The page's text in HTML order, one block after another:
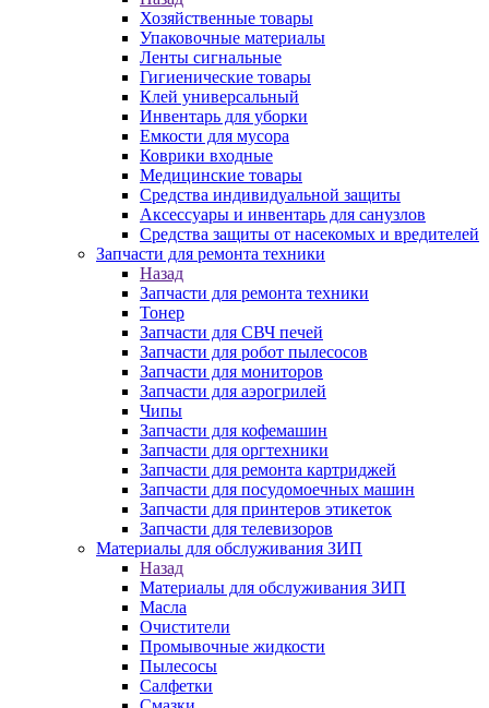
Хозяйственные товары
Упаковочные материалы
Ленты сигнальные
Гигиенические товары
Клей универсальный
Инвентарь для уборки
Емкости для мусора
Коврики входные
Медицинские товары
Средства индивидуальной защиты
Аксессуары и инвентарь для санузлов
Средства защиты от насекомых и вредителей
Запчасти для ремонта техники
Назад
Запчасти для ремонта техники
Тонер
Запчасти для СВЧ печей
Запчасти для робот пылесосов
Запчасти для мониторов
Запчасти для аэрогрилей
Чипы
Запчасти для кофемашин
Запчасти для оргтехники
Запчасти для ремонта картриджей
Запчасти для посудомоечных машин
Запчасти для принтеров этикеток
Запчасти для телевизоров
Материалы для обслуживания ЗИП
Назад
Материалы для обслуживания ЗИП
Масла
Очистители
Промывочные жидкости
Пылесосы
Салфетки